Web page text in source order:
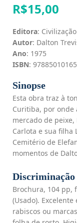
R$15,00
Editora:
Autor: Dalton
Ano: 1975
ISBN:
Sinopse
Esta obra traz à
Curitiba, por onde
mercado de
Carlota e sua filha
Cemitério de
momentos de
Discriminação
Brochura, 104 pp,
(Usado).
rabiscos ou